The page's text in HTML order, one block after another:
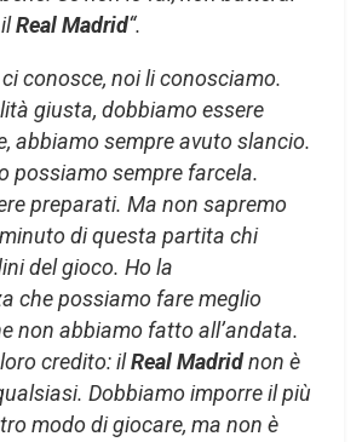
Real Madrid“.
conosce, noi li conosciamo.
giusta, dobbiamo essere
abbiamo sempre avuto slancio.
possiamo sempre farcela.
preparati. Ma non sapremo
di questa partita chi
del gioco. Ho la
che possiamo fare meglio
non abbiamo fatto all’andata.
credito: ilReal Madridnon è
Dobbiamo imporre il più
modo di giocare, ma non è